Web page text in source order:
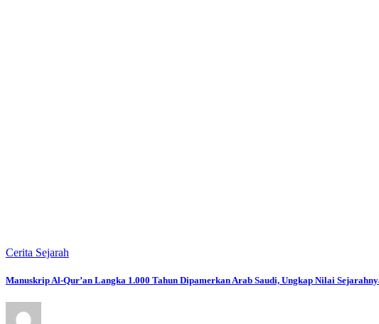
Cerita Sejarah
Manuskrip Al-Qur’an Langka 1.000 Tahun Dipamerkan Arab Saudi, Ungkap Nilai